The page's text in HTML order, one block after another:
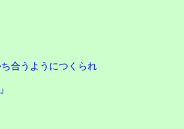
ち合うようにつくられ